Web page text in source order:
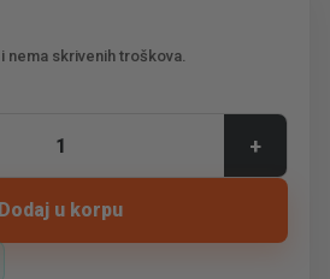
nema skrivenih troškova.
+
Dodaj u korpu